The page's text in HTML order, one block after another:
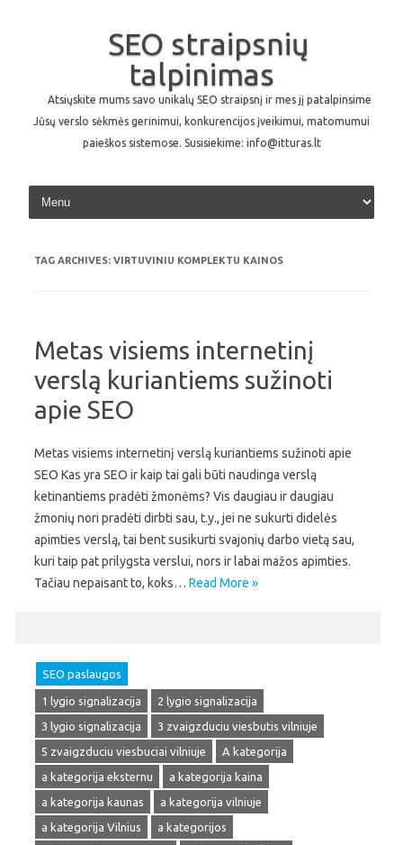
SEO straipsnių
talpinimas
Atsiųskite mums savo unikalų SEO straipsnį ir mes jį patalpinsime
Jūsų verslo sėkmės gerinimui, konkurencijos įveikimui, matomumui
paieškos sistemose. Susisiekime: info@itturas.lt
Skip to content
TAG ARCHIVES: VIRTUVINIU KOMPLEKTU KAINOS
Metas visiems internetinį
verslą kuriantiems sužinoti
apie SEO
Metas visiems internetinį verslą kuriantiems sužinoti apie
SEO Kas yra SEO ir kaip tai gali būti naudinga verslą
ketinantiems pradėti žmonėms? Vis daugiau ir daugiau
žmonių nori pradėti dirbti sau, t.y., jei ne sukurti didelės
apimties verslą, tai bent susikurti svajonių darbo vietą sau,
kuri taip pat prilygsta verslui, nors ir labai mažos apimties.
Tačiau nepaisant to, koks… Read More »
SEO paslaugos
1 lygio signalizacija
2 lygio signalizacija
3 lygio signalizacija
3 zvaigzduciu viesbutis vilniuje
5 zvaigzduciu viesbuciai vilniuje
A kategorija
a kategorija eksternu
a kategorija kaina
a kategorija kaunas
a kategorija vilniuje
a kategorija Vilnius
a kategorijos